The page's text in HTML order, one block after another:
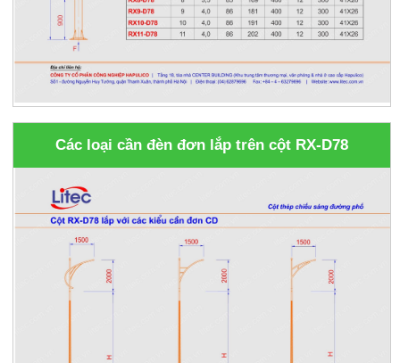
Các loại cần đèn đơn lắp trên cột RX-D78